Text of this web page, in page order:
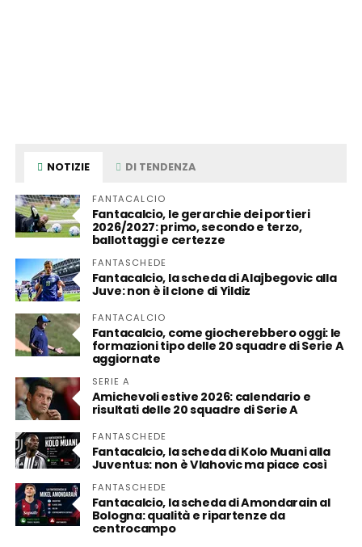
NOTIZIE DI TENDENZA
FANTACALCIO
Fantacalcio, le gerarchie dei portieri
2026/2027: primo, secondo e terzo,
ballottaggi e certezze
FANTASCHEDE
Fantacalcio, la scheda di Alajbegovic alla
Juve: non è il clone di Yildiz
FANTACALCIO
Fantacalcio, come giocherebbero oggi: le
formazioni tipo delle 20 squadre di Serie A
aggiornate
SERIE A
Amichevoli estive 2026: calendario e
risultati delle 20 squadre di Serie A
FANTASCHEDE
Fantacalcio, la scheda di Kolo Muani alla
Juventus: non è Vlahovic ma piace così
FANTASCHEDE
Fantacalcio, la scheda di Amondarain al
Bologna: qualità e ripartenze da
centrocampo